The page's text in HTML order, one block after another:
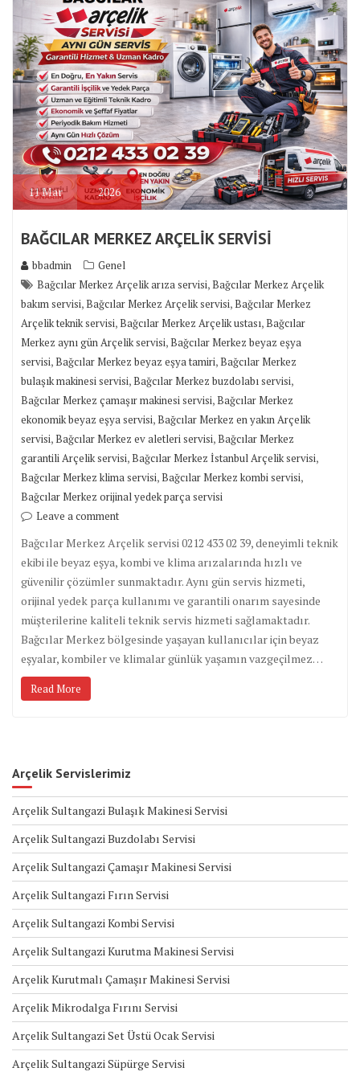
11Mar 2026
BAĞCILAR MERKEZ ARÇELİK SERVİSİ
bbadmin
Genel
Bağcılar Merkez Arçelik arıza servisi,Bağcılar Merkez Arçelik
bakım servisi,Bağcılar Merkez Arçelik servisi,Bağcılar Merkez
Arçelik teknik servisi,Bağcılar Merkez Arçelik ustası,Bağcılar
Merkez aynı gün Arçelik servisi,Bağcılar Merkez beyaz eşya
servisi,Bağcılar Merkez beyaz eşya tamiri,Bağcılar Merkez
bulaşık makinesi servisi,Bağcılar Merkez buzdolabı servisi,
Bağcılar Merkez çamaşır makinesi servisi,Bağcılar Merkez
ekonomik beyaz eşya servisi,Bağcılar Merkez en yakın Arçelik
servisi,Bağcılar Merkez ev aletleri servisi,Bağcılar Merkez
garantili Arçelik servisi,Bağcılar Merkez İstanbul Arçelik servisi,
Bağcılar Merkez klima servisi,Bağcılar Merkez kombi servisi,
Bağcılar Merkez orijinal yedek parça servisi
Leave a comment
Bağcılar Merkez Arçelik servisi 0212 433 02 39, deneyimli teknik
ekibi ile beyaz eşya, kombi ve klima arızalarında hızlı ve
güvenilir çözümler sunmaktadır. Aynı gün servis hizmeti,
orijinal yedek parça kullanımı ve garantili onarım sayesinde
müşterilerine kaliteli teknik servis hizmeti sağlamaktadır.
Bağcılar Merkez bölgesinde yaşayan kullanıcılar için beyaz
eşyalar, kombiler ve klimalar günlük yaşamın vazgeçilmez…
Read More
Arçelik Servislerimiz
Arçelik Sultangazi Bulaşık Makinesi Servisi
Arçelik Sultangazi Buzdolabı Servisi
Arçelik Sultangazi Çamaşır Makinesi Servisi
Arçelik Sultangazi Fırın Servisi
Arçelik Sultangazi Kombi Servisi
Arçelik Sultangazi Kurutma Makinesi Servisi
Arçelik Kurutmalı Çamaşır Makinesi Servisi
Arçelik Mikrodalga Fırını Servisi
Arçelik Sultangazi Set Üstü Ocak Servisi
Arçelik Sultangazi Süpürge Servisi